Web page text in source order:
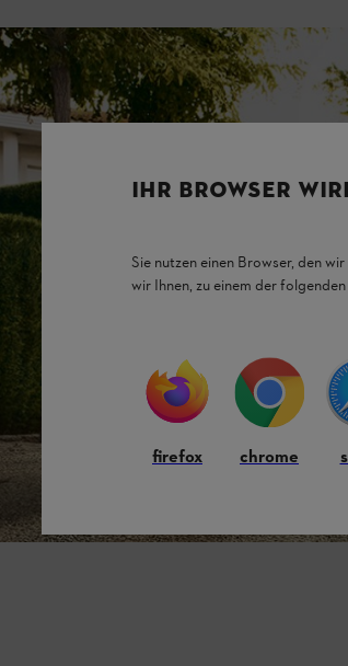
IHR BROWSER
Sie nutzen einen Browser, den
wir Ihnen, zu einem der
firefox chrome